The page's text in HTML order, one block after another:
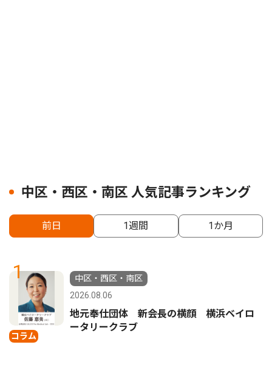
中区・西区・南区 人気記事ランキング
前日 1週間 1か月
1
コラム
中区・西区・南区
2026.08.06
地元奉仕団体 新会長の横顔 横浜ベイロ
ータリークラブ